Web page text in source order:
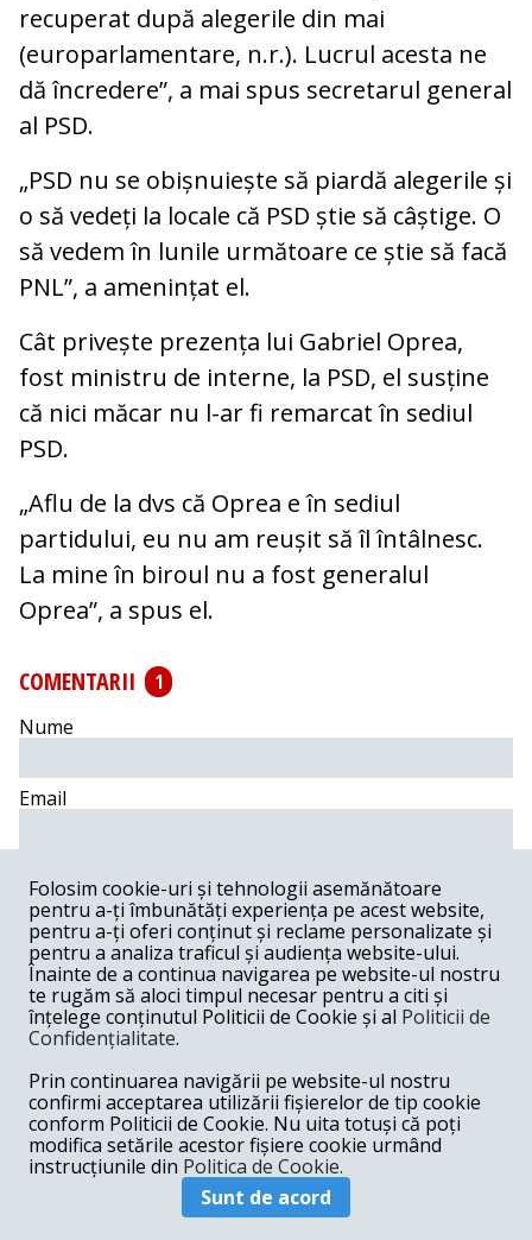
recuperat după alegerile din mai
(europarlamentare, n.r.). Lucrul acesta ne
dă încredere”, a mai spus secretarul general
al PSD.
„PSD nu se obișnuiește să piardă alegerile și
o să vedeți la locale că PSD știe să câștige. O
să vedem în lunile următoare ce știe să facă
PNL”, a amenințat el.
Cât privește prezența lui Gabriel Oprea,
fost ministru de interne, la PSD, el susține
că nici măcar nu l-ar fi remarcat în sediul
PSD.
„Aflu de la dvs că Oprea e în sediul
partidului, eu nu am reușit să îl întâlnesc.
La mine în biroul nu a fost generalul
Oprea”, a spus el.
COMENTARII
1
Nume
Email
Postează comentariu
cucu -11-26-2019
amice esti batut in cap. cind e vorba de candidati invinsul
suna intotdeauna, etica cu doamnele nu e valabila.pe de
alta parte, la cit ati furat, la cit ati tergiversat, la cite
rateuri ptr care viata nu se mai intoarce trebuie sa platiti
cu vf si indesat. inchisoarea e nimic.
Folosim cookie-uri și tehnologii asemănătoare
pentru a-ți îmbunătăți experiența pe acest website,
pentru a-ți oferi conținut și reclame personalizate și
pentru a analiza traficul și audiența website-ului.
Înainte de a continua navigarea pe website-ul nostru
te rugăm să aloci timpul necesar pentru a citi și
înțelege conținutul Politicii de Cookie și al Politicii de
Confidențialitate.
Prin continuarea navigării pe website-ul nostru
confirmi acceptarea utilizării fișierelor de tip cookie
conform Politicii de Cookie. Nu uita totuși că poți
modifica setările acestor fișiere cookie urmând
instrucțiunile din Politica de Cookie.
Sunt de acord